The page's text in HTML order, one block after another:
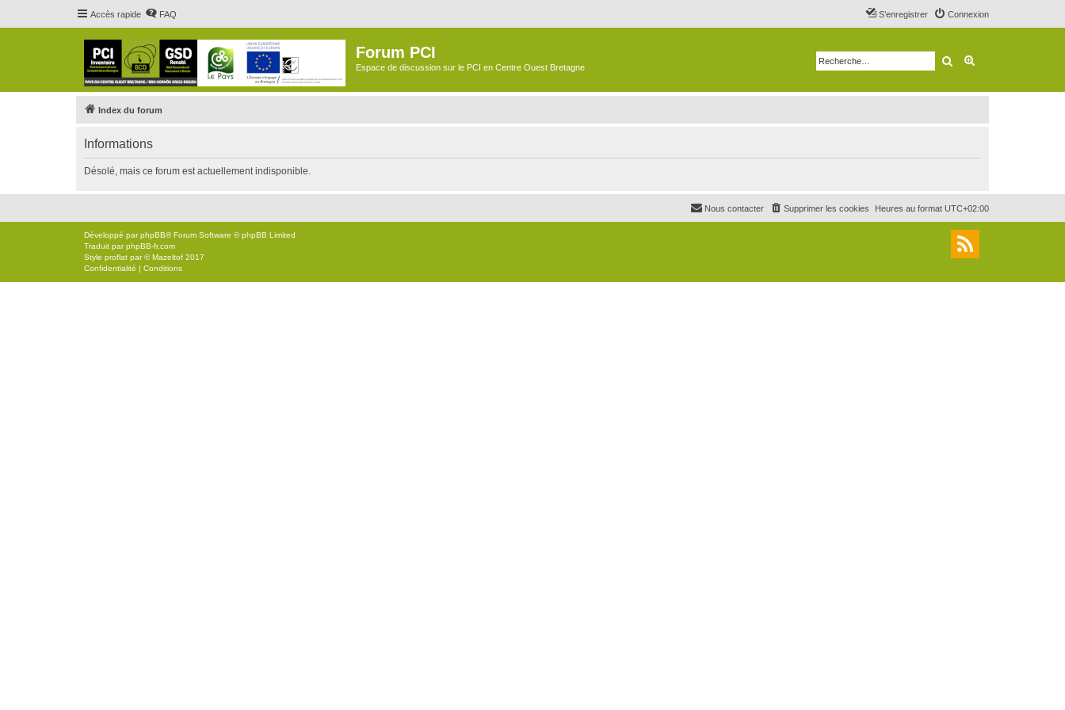
Accès rapide FAQ Connexion
S’enregistrer
Forum PCI
Espace de discussion sur le PCI en Centre Ouest Bretagne Rechercher
Index du forum
Informations
Désolé, mais ce forum est actuellement indisponible.
Heures au format UTC+02:00
Supprimer les cookies
Nous contacter
Développé parphpBB® Forum Software © phpBB Limited
Traduit parphpBB-fr.com
Style proflat par ©Mazeltof 2017
Confidentialité | Conditions